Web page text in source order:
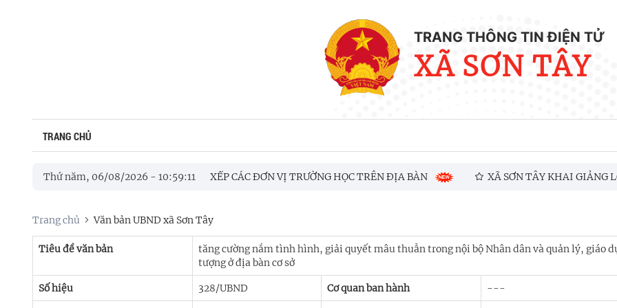
TRANG THÔNG TIN ĐIỆN TỬ
XÃ SƠN TÂY
TRANG CHỦ
Thứ năm, 06/08/2026 - 10:59:12
HỌP THỐNG NHẤT PHƯƠNG ÁN SẮP XẾP CÁC ĐƠN VỊ TRƯỜNG HỌC TRÊN ĐỊA BÀN
XÃ SƠN TÂY KHAI GIẢNG
Trang chủ
Văn bản UBND xã Sơn Tây
Tiêu đề văn bản
tăng cường nắm tình hình, giải quyết mâu thuẫn trong nội bộ Nhân dân và quản lý, giáo
tượng ở địa bàn cơ sở
Số hiệu 328/UBND Cơ quan ban hành ---